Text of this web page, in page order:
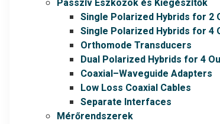
Passzív Eszközök és Kiegészítők
Single Polarized Hybrids for 2
Single Polarized Hybrids for 4
Orthomode Transducers
Dual Polarized Hybrids for 4
Coaxial–Waveguide Adapters
Low Loss Coaxial Cables
Separate Interfaces
Mérőrendszerek